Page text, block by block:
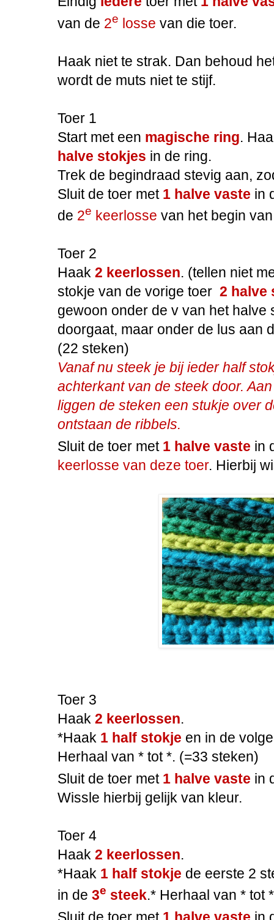
van de 2e losse van die toer.
Haak niet te strak. Dan behoud
wordt de muts niet te stijf.
Toer 1
Start met een magische ring.
halve stokjes in de ring.
Trek de begindraad stevig aan,
Sluit de toer met 1 halve vaste in
de 2e keerlosse van het begin
Toer 2
Haak 2 keerlossen. (tellen niet
stokje van de vorige toer 2 halve
gewoon onder de v van het halve
doorgaat, maar onder de lus aan
(22 steken)
Vanaf nu steek je bij ieder half
achterkant van de steek door.
liggen de steken een stukje over
ontstaan de ribbels.
Sluit de toer met 1 halve vaste in
keerlosse van deze toer. Hierbij
Toer 3
Haak 2 keerlossen.
*Haak 1 half stokje en in de
Herhaal van * tot *. (=33 steken)
Sluit de toer met 1 halve vaste in
Wissle hierbij gelijk van kleur.
Toer 4
Haak 2 keerlossen.
*Haak 1 half stokje de eerste 2
in de 3e steek.* Herhaal van * tot
Sluit de toer met 1 halve vaste in